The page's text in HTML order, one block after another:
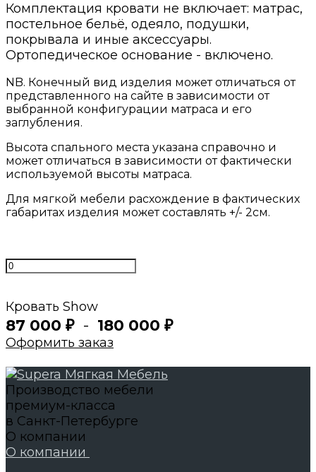
Комплектация кровати не включает: матрас,
постельное бельё, одеяло, подушки,
покрывала и иные аксессуары.
Ортопедическое основание - включено.
NB. Конечный вид изделия может отличаться от
представленного на сайте в зависимости от
выбранной конфигурации матраса и его
заглубления.
Высота спального места указана справочно и
может отличаться в зависимости от фактически
используемой высоты матраса.
Для мягкой мебели расхождение в фактических
габаритах изделия может составлять +/- 2см.
Кровать Show
87 000 ₽ - 180 000 ₽
Оформить заказ
Производство мебели
премиум-класса
в Санкт-Петербурге
О компании
О компании